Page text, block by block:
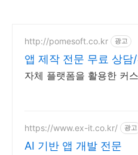
http://pomesoft.co.kr 광고
앱 제작 전문 무료 상담
자체 플랫폼을 활용한 커
https://www.ex-it.co.kr/ 광고
AI 기반 앱 개발 전문